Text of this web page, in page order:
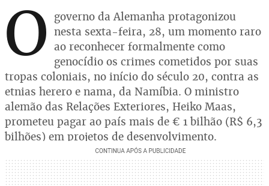
O
governo da Alemanha protagonizou
nesta sexta-feira, 28, um momento raro
ao reconhecer formalmente como
genocídio os crimes cometidos por suas
tropas coloniais, no início do século 20, contra as
etnias herero e nama, da Namíbia. O ministro
alemão das Relações Exteriores, Heiko Maas,
prometeu pagar ao país mais de € 1 bilhão (R$ 6,3
bilhões) em projetos de desenvolvimento.